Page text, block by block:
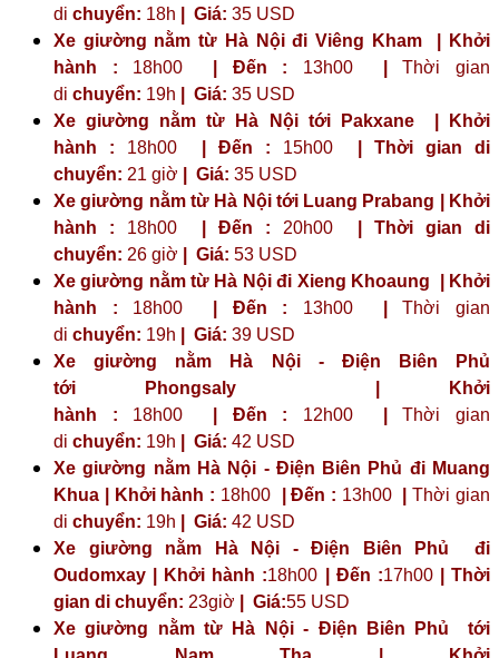
di chuyển: 18h Giá: 35 USD
Xe giường nằm từ Hà Nội đi Viêng Kham | Khởi
hành : 18h00 | Đến : 13h00|Thời gian
di chuyển: 19h Giá: 35 USD
Xe giường nằm từ Hà Nội tới Pakxane | Khởi
hành : 18h00 | Đến : 15h00 | Thời gian di
chuyển: 21 giờ | Giá: 35 USD
Xe giường nằm từ Hà Nội tới Luang Prabang | Khởi
hành : 18h00 | Đến : 20h00 | Thời gian di
chuyển: 26 giờ | Giá: 53 USD
Xe giường nằm từ Hà Nội đi Xieng Khoaung | Khởi
hành : 18h00 | Đến : 13h00|Thời gian
di chuyển: 19h Giá: 39 USD
Xe giường nằm Hà Nội - Điện Biên Phủ
tới
Phongsaly | Khởi
hành : 18h00 | Đến : 12h00|Thời gian
di chuyển: 19h Giá: 42 USD
Xe giường nằm Hà Nội - Điện Biên Phủ đi Muang
Khua | Khởi hành : 18h00| Đến : 13h00|Thời gian
di chuyển: 19h Giá: 42 USD
Xe giường nằm Hà Nội - Điện Biên Phủ đi
Oudomxay | Khởi hành :18h00 | Đến :17h00| Thời
gian di chuyển: 23giờ | Giá:55 USD
Xe giường nằm từ Hà Nội - Điện Biên Phủ tới